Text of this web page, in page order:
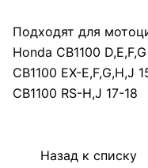
Подходят для
Honda CB1100
CB1100 EX-E,F,G,H,J
CB1100 RS-H,J 17-18
Назад к списку